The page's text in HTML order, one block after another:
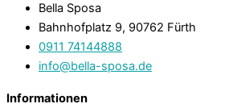
Bella Sposa
Bahnhofplatz 9, 90762 Fürth
0911 74144888
info@bella-sposa.de
Informationen